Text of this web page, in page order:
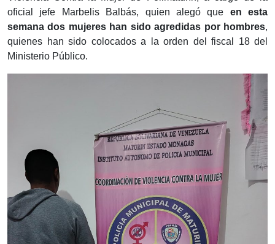
oficial jefe Marbelis Balbás, quien alegó que en esta
semana dos mujeres han sido agredidas por hombres,
quienes han sido colocados a la orden del fiscal 18 del
Ministerio Público.